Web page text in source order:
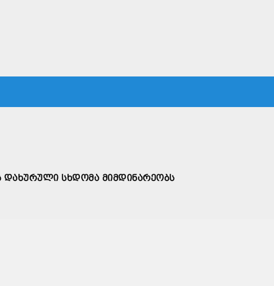
ᲓᲐᲮᲣᲠᲣᲚᲘ ᲡᲮᲓᲝᲛᲐ ᲛᲘᲛᲓᲘᲜᲐᲠᲔᲝᲑᲡ